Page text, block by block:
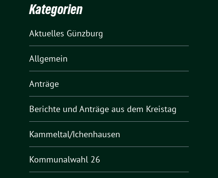
Kategorien
Aktuelles Günzburg
Allgemein
Anträge
Berichte und Anträge aus dem Kreistag
Kammeltal/Ichenhausen
Kommunalwahl 26